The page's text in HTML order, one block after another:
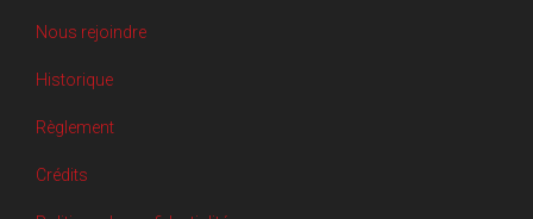
Nous rejoindre
Historique
Règlement
Crédits